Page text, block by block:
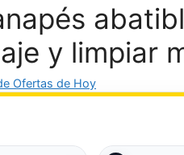
y limpiar
Ofertas de Hoy